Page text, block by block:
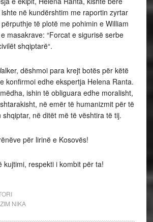
në kundërshtim me raportin zyrtar
të plotë me pohimin e William
masakrave: “Forcat e sigurisë serbe
shqiptarë“.
dëshmoi para krejt botës për këtë
konfirmoi edhe ekspertja Helena Ranta.
ishin të obliguara edhe moralisht,
në emër të humanizmit për të
shqiptar, në ditët më të vështira të tij.
për lirinë e Kosovës!
kujtimi, respekti i kombit për ta!
NIKA